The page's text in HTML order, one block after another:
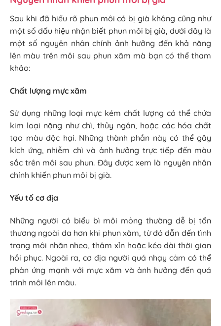
Sau khi đã hiểu rõ phun môi có bị già không cũng như
một số dấu hiệu nhận biết phun môi bị già, dưới đây là
một số nguyên nhân chính ảnh hưởng đến khả năng
lên màu trên môi sau phun xăm mà bạn có thể tham
khảo:
Chất lượng mực xăm
Sử dụng những loại mực kém chất lượng có thể chứa
kim loại nặng như chì, thủy ngân, hoặc các hóa chất
tạo màu độc hại. Những thành phần này có thể gây
kích ứng, nhiễm chì và ảnh hưởng trực tiếp đến màu
sắc trên môi sau phun. Đây được xem là nguyên nhân
chính khiến phun môi bị già.
Yếu tố cơ địa
Những người có biểu bì môi mỏng thường dễ bị tổn
thương ngoài da hơn khi phun xăm, từ đó dẫn đến tình
trạng môi nhăn nheo, thâm xỉn hoặc kéo dài thời gian
hồi phục. Ngoài ra, cơ địa người quá nhạy cảm có thể
phản ứng mạnh với mực xăm và ảnh hưởng đến quá
trình môi lên màu.